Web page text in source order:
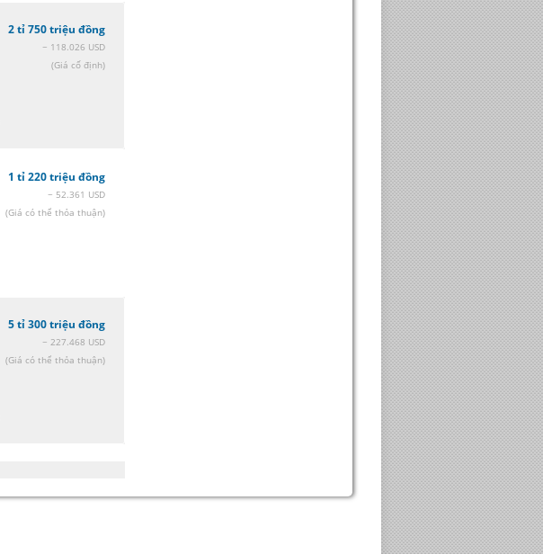
2 tỉ 750 triệu đồng
~ 118.026 USD
(Giá cố định)
1 tỉ 220 triệu đồng
~ 52.361 USD
(Giá có thể thỏa thuận)
5 tỉ 300 triệu đồng
~ 227.468 USD
(Giá có thể thỏa thuận)